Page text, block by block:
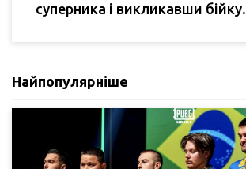
суперника і викликавши бійку.
Найпопулярніше